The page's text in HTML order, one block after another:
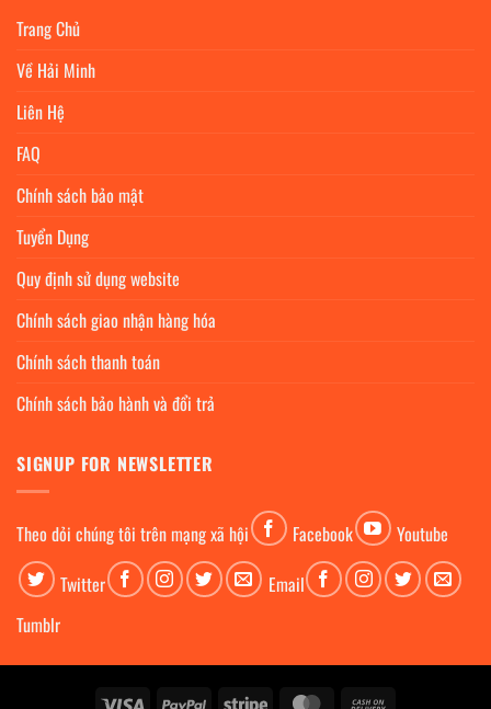
Trang Chủ
Về Hải Minh
Liên Hệ
FAQ
Chính sách bảo mật
Tuyển Dụng
Quy định sử dụng website
Chính sách giao nhận hàng hóa
Chính sách thanh toán
Chính sách bảo hành và đổi trả
SIGNUP FOR NEWSLETTER
Theo dỏi chúng tôi trên mạng xã hội Facebook
Youtube
Twitter
Email
Tumblr
Visa PayPal Stripe MasterCard